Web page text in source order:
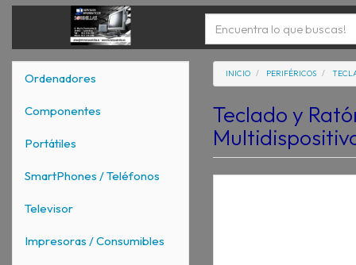
Ordenadores
Componentes
Portátiles
SmartPhones / Teléfonos
Televisor
Impresoras / Consumibles
INICIO PERIFÉRICOS
Teclado y